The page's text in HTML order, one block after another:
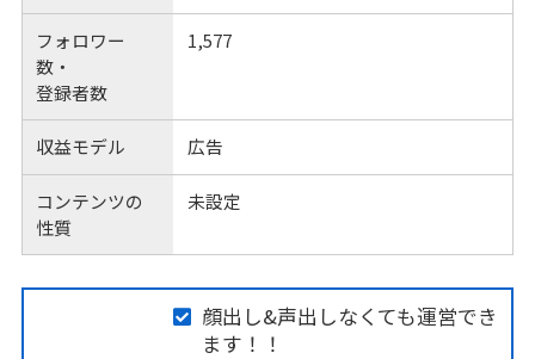
フォロワー
数・
登録者数
1,577
収益モデル 広告
コンテンツの
性質
未設定
顔出し&声出しなくても運営でき
ます！！